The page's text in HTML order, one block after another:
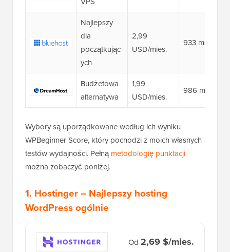
Najlepszy
dla
początkując
ych
2,99
USD/mies.
933 ms
Budżetowa
alternatywa
1,99
USD/mies.
986 ms
Wybory są uporządkowane według ich wyniku
WPBeginner Score, który pochodzi z moich własnych
testów wydajności. Pełnąmetodologię punktacji
można zobaczyć poniżej.
1. Hostinger– Najlepszy hosting
WordPress ogólnie
Od 2,69 $/mies.